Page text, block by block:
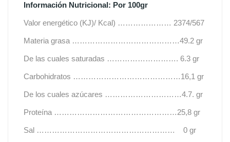
Información Nutricional: Por 100gr
Valor energético (KJ)/ Kcal) ………………… 2374/567
Materia grasa ……………………………………49.2 gr
De las cuales saturadas ………………………. 6.3 gr
Carbohidratos ……………………………………16,1 gr
De los cuales azúcares …………………………4.7. gr
Proteína …………………………………………25,8 gr
Sal ……………………………………………… 0 gr